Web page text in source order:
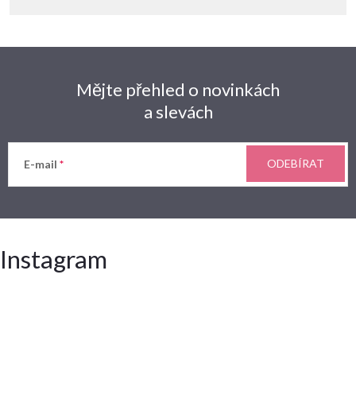
Mějte přehled o novinkách
a slevách
E-mail ODEBÍRAT
Instagram